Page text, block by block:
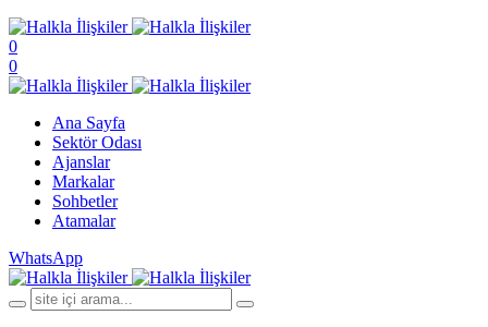
0
0
Ana Sayfa
Sektör Odası
Ajanslar
Markalar
Sohbetler
Atamalar
WhatsApp